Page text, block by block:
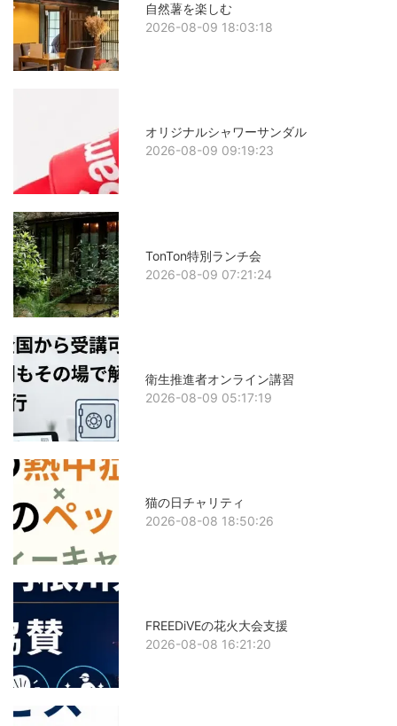
自然薯を楽しむ
2026-08-09 18:03:18
オリジナルシャワーサンダル
2026-08-09 09:19:23
TonTon特別ランチ会
2026-08-09 07:21:24
衛生推進者オンライン講習
2026-08-09 05:17:19
猫の日チャリティ
2026-08-08 18:50:26
FREEDiVEの花火大会支援
2026-08-08 16:21:20